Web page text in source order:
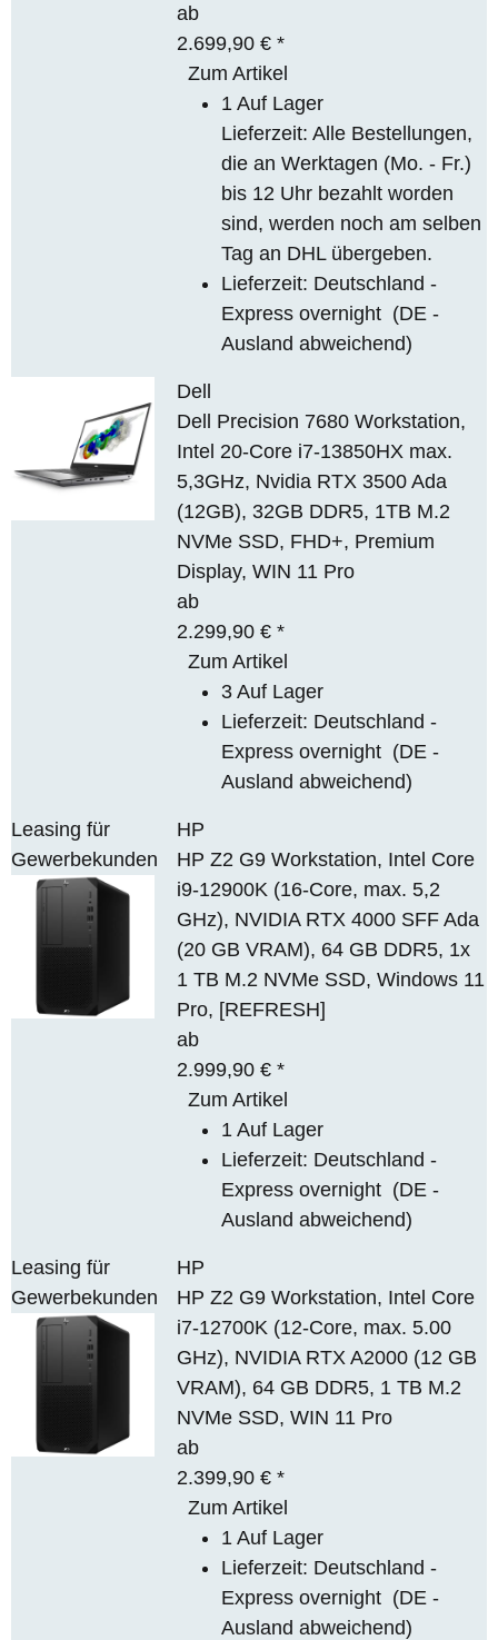
ab
2.699,90 €*
Zum Artikel
1 Auf Lager
Lieferzeit: Alle Bestellungen,
die an Werktagen (Mo. - Fr.)
bis 12 Uhr bezahlt worden
sind, werden noch am selben
Tag an DHL übergeben.
Lieferzeit: Deutschland -
Express overnight (DE -
Ausland abweichend)
Dell
Dell Precision 7680 Workstation,
Intel 20-Core i7-13850HX max.
5,3GHz, Nvidia RTX 3500 Ada
(12GB), 32GB DDR5, 1TB M.2
NVMe SSD, FHD+, Premium
Display, WIN 11 Pro
ab
2.299,90 €*
Zum Artikel
3 Auf Lager
Lieferzeit: Deutschland -
Express overnight (DE -
Ausland abweichend)
Leasing für
Gewerbekunden
HP
HP Z2 G9 Workstation, Intel Core
i9-12900K (16-Core, max. 5,2
GHz), NVIDIA RTX 4000 SFF Ada
(20 GB VRAM), 64 GB DDR5, 1x
1 TB M.2 NVMe SSD, Windows 11
Pro, [REFRESH]
ab
2.999,90 €*
Zum Artikel
1 Auf Lager
Lieferzeit: Deutschland -
Express overnight (DE -
Ausland abweichend)
Leasing für
Gewerbekunden
HP
HP Z2 G9 Workstation, Intel Core
i7-12700K (12-Core, max. 5.00
GHz), NVIDIA RTX A2000 (12 GB
VRAM), 64 GB DDR5, 1 TB M.2
NVMe SSD, WIN 11 Pro
ab
2.399,90 €*
Zum Artikel
1 Auf Lager
Lieferzeit: Deutschland -
Express overnight (DE -
Ausland abweichend)